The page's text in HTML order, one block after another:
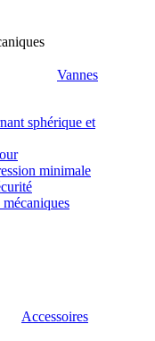
Vannes
sphérique et
minimale
Accessoires